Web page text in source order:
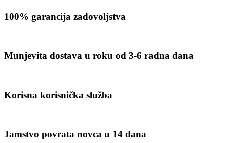
100% garancija zadovoljstva
Munjevita dostava u roku od 3-6 radna dana
Korisna korisnička služba
Jamstvo povrata novca u 14 dana